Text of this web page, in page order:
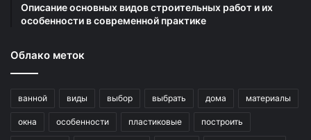
Описание основных видов строительных работ и их
особенности в современной практике
Облако меток
ванной виды выбор выбрать дома материалы
окна особенности пластиковые построить